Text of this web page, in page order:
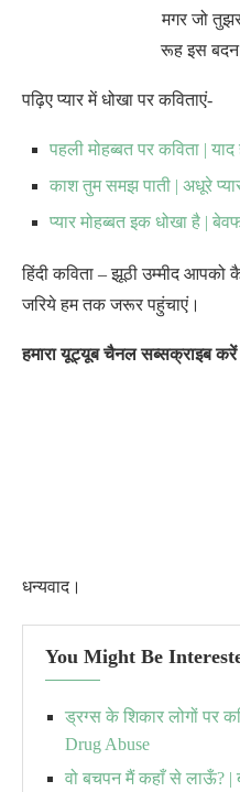
मगर जो
रूह इस
पढ़िए प्यार में धोखा पर कविताएं-
पहली मोहब्बत पर कविता |
काश तुम समझ पाती | अधूरे
प्यार मोहब्बत इक धोखा है |
हिंदी कविता – झूठी उम्मीद
जरिये हम तक जरूर पहुंचाएं ।
हमारा यूट्यूब चैनल सब्सक्राइब
धन्यवाद।
You Might Be
ड्रग्स के शिकार लोगों पर
Drug Abuse
वो बचपन मैं कहाँ से लाऊँ? |